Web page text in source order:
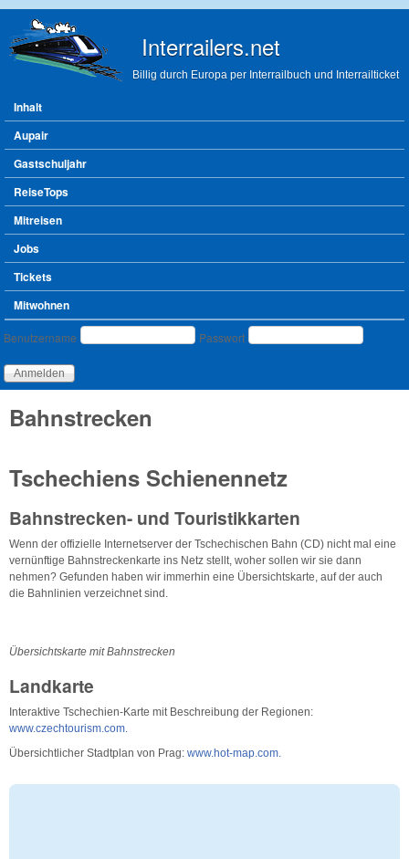
Interrailers.net
Billig durch Europa per Interrailbuch und Interrailticket
Hauptmenü
Inhalt
Aupair
Gastschuljahr
ReiseTops
Mitreisen
Jobs
Tickets
Mitwohnen
Benutzeranmeldung
Benutzername Passwort
Bahnstrecken
Tschechiens Schienennetz
Bahnstrecken- und Touristikkarten
Wenn der offizielle Internetserver der Tschechischen Bahn (CD) nicht mal eine
vernünftige Bahnstreckenkarte ins Netz stellt, woher sollen wir sie dann
nehmen? Gefunden haben wir immerhin eine Übersichtskarte, auf der auch
die Bahnlinien verzeichnet sind.
Übersichtskarte mit Bahnstrecken
Landkarte
Interaktive Tschechien-Karte mit Beschreibung der Regionen:
www.czechtourism.com.
Übersichtlicher Stadtplan von Prag: www.hot-map.com.